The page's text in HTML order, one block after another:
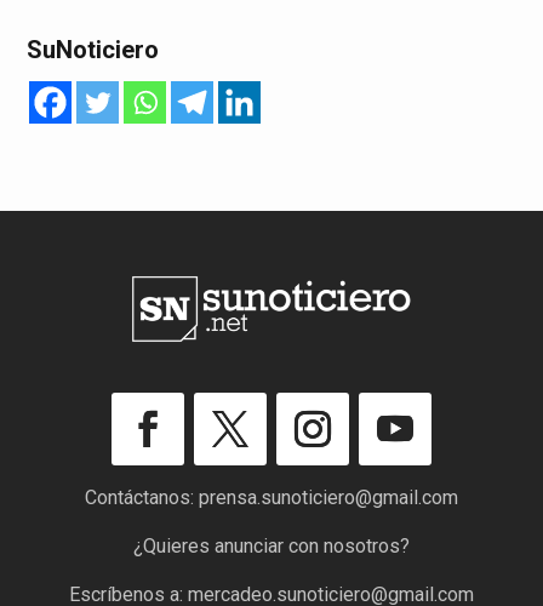
SuNoticiero
Contáctanos: prensa.sunoticiero@gmail.com
¿Quieres anunciar con nosotros?
Escríbenos a: mercadeo.sunoticiero@gmail.com